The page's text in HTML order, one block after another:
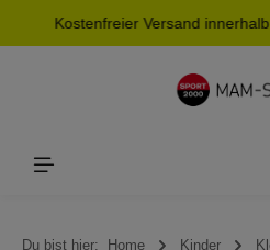
springen
Kostenfreier Versand
Du bist hier: Home Kinder